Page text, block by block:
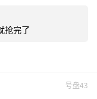
抢完了
号盘43